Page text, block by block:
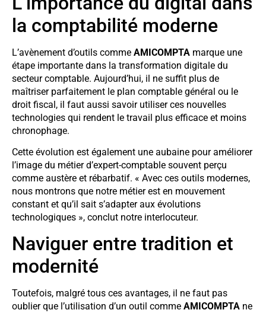
la comptabilité moderne
L’avènement d’outils comme AMICOMPTA marque une
étape importante dans la transformation digitale du
secteur comptable. Aujourd’hui, il ne suffit plus de
maîtriser parfaitement le plan comptable général ou le
droit fiscal, il faut aussi savoir utiliser ces nouvelles
technologies qui rendent le travail plus efficace et moins
chronophage.
Cette évolution est également une aubaine pour améliorer
l’image du métier d’expert-comptable souvent perçu
comme austère et rébarbatif. « Avec ces outils modernes,
nous montrons que notre métier est en mouvement
constant et qu’il sait s’adapter aux évolutions
technologiques », conclut notre interlocuteur.
Naviguer entre tradition et
modernité
Toutefois, malgré tous ces avantages, il ne faut pas
oublier que l’utilisation d’un outil comme AMICOMPTA ne